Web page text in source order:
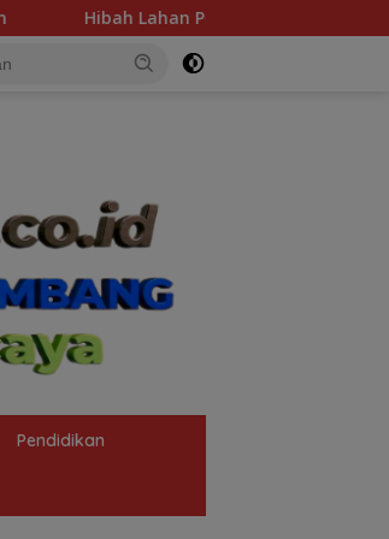
Pemprov Sumsel Perkuat Transformasi
Pendidikan